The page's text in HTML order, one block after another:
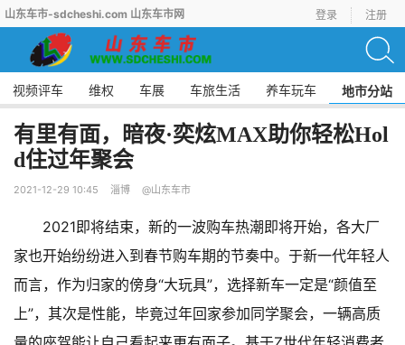
山东车市-sdcheshi.com 山东车市网 登录 注册
视频评车 维权 车展 车旅生活 养车玩车 地市分站
有里有面，暗夜·奕炫MAX助你轻松Hol
d住过年聚会
2021-12-29 10:45 淄博 @山东车市
2021即将结束，新的一波购车热潮即将开始，各大厂
家也开始纷纷进入到春节购车期的节奏中。于新一代年轻人
而言，作为归家的傍身“大玩具”，选择新车一定是“颜值至
上”，其次是性能，毕竟过年回家参加同学聚会，一辆高质